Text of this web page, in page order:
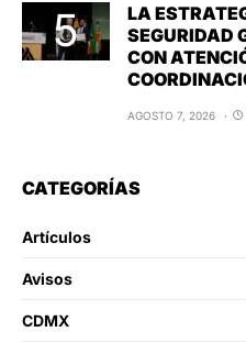
LA
SEGURIDAD
CON
AGOSTO 7, 2026
CATEGORÍAS
Artículos
Avisos
CDMX